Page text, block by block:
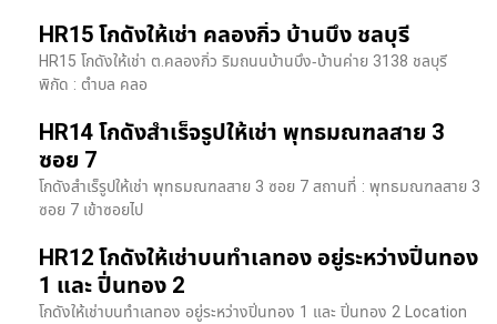
HR15 โกดังให้เช่า คลองกิ่ว บ้านบึง ชลบุรี
HR15 โกดังให้เช่า ต.คลองกิ่ว ริมถนนบ้านบึง-บ้านค่าย 3138 ชลบุรี
พิกัด : ตำบล คลอ
HR14 โกดังสำเร็จรูปให้เช่า พุทธมณฑลสาย 3
ซอย 7
โกดังสำเร็รูปให้เช่า พุทธมณฑลสาย 3 ซอย 7 สถานที่ : พุทธมณฑลสาย 3
ซอย 7 เข้าซอยไป
HR12 โกดังให้เช่าบนทำเลทอง อยู่ระหว่างปิ่นทอง
1 และ ปิ่นทอง 2
โกดังให้เช่าบนทำเลทอง อยู่ระหว่างปิ่นทอง 1 และ ปิ่นทอง 2 Location